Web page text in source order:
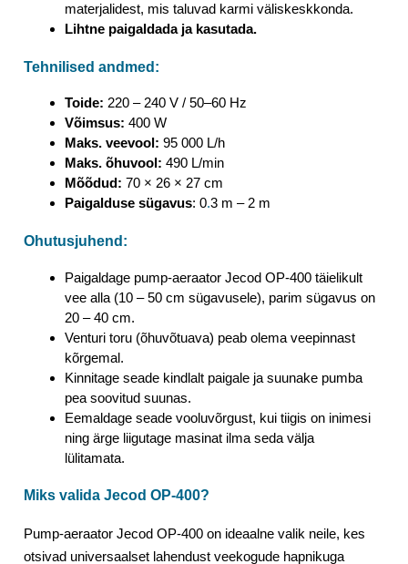
materjalidest, mis taluvad karmi väliskeskkonda.
Lihtne paigaldada ja kasutada.
Tehnilised andmed:
Toide: 220 – 240 V / 50–60 Hz
Võimsus: 400 W
Maks. veevool: 95 000 L/h
Maks. õhuvool: 490 L/min
Mõõdud: 70 × 26 × 27 cm
Paigalduse sügavus: 0.3 m – 2 m
Ohutusjuhend:
Paigaldage pump-aeraator Jecod OP-400 täielikult
vee alla (10 – 50 cm sügavusele), parim sügavus on
20 – 40 cm.
Venturi toru (õhuvõtuava) peab olema veepinnast
kõrgemal.
Kinnitage seade kindlalt paigale ja suunake pumba
pea soovitud suunas.
Eemaldage seade vooluvõrgust, kui tiigis on inimesi
ning ärge liigutage masinat ilma seda välja
lülitamata.
Miks valida Jecod OP-400?
Pump-aeraator Jecod OP-400 on ideaalne valik neile, kes
otsivad universaalset lahendust veekogude hapnikuga